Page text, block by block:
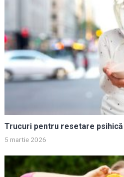
Trucuri pentru resetare psihică
5 martie 2026